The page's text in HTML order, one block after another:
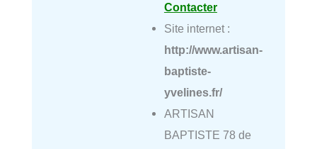
Contacter
Site internet :
http://www.artisan-
baptiste-
yvelines.fr/
ARTISAN
BAPTISTE 78 de